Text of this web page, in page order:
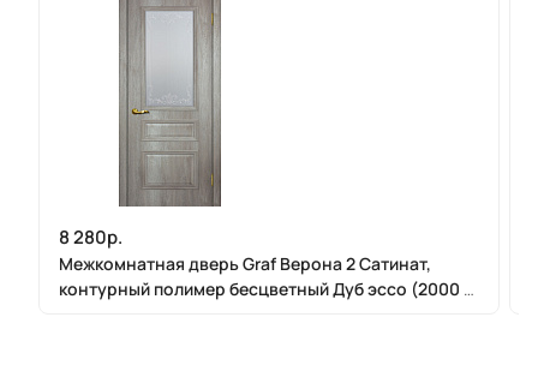
8 280р.
Межкомнатная дверь Graf Верона 2 Сатинат,
контурный полимер бесцветный Дуб эссо (2000 х